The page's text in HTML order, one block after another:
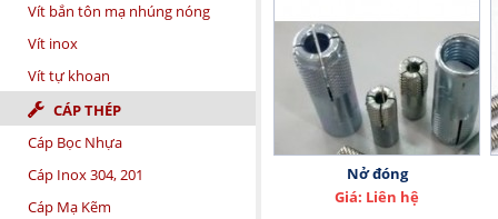
Vít bắn tôn mạ nhúng nóng
Vít inox
Vít tự khoan
CÁP THÉP
Cáp Bọc Nhựa
Cáp Inox 304, 201
Cáp Mạ Kẽm
Nở đóng
Giá: Liên hệ